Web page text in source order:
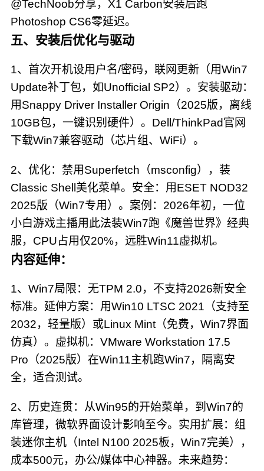
@TechNoob分享，X1 Carbon安装后跑
Photoshop CS6零延迟。
五、安装后优化与驱动
1、首次开机设用户名/密码，联网更新（用Win7
Update补丁包，如Unofficial SP2）。安装驱动：
用Snappy Driver Installer Origin（2025版，离线
10GB包，一键识别硬件）。Dell/ThinkPad官网
下载Win7兼容驱动（芯片组、WiFi）。
2、优化：禁用Superfetch（msconfig），装
Classic Shell美化菜单。安全：用ESET NOD32
2025版（Win7专用）。案例：2026年初，一位
小白游戏主播用此法装Win7跑《魔兽世界》经典
服，CPU占用仅20%，远胜Win11虚拟机。
内容延伸：
1、Win7局限：无TPM 2.0，不支持2026新安全
标准。延伸方案：用Win10 LTSC 2021（支持至
2032，轻量版）或Linux Mint（免费，Win7界面
仿真）。虚拟机：VMware Workstation 17.5
Pro（2025版）在Win11主机跑Win7，隔离安
全，适合测试。
2、历史连贯：从Win95的开始菜单，到Win7的
库管理，微软界面设计影响至今。实用扩展：组
装迷你主机（Intel N100 2025板，Win7完美），
成本500元，办公/媒体中心神器。未来趋势：